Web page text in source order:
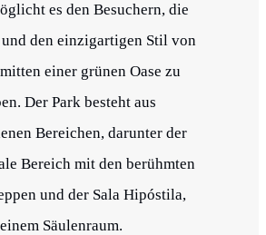
es den Besuchern, die
den einzigartigen Stil von
einer grünen Oase zu
Der Park besteht aus
Bereichen, darunter der
Bereich mit den berühmten
und der Sala Hipóstila,
einem Säulenraum.